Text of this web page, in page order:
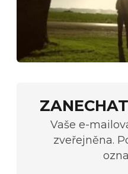
Vaše e-
zveřejněna.